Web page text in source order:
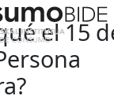
el 15